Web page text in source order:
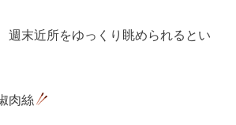
週末近所をゆっくり眺められるとい
肉絲